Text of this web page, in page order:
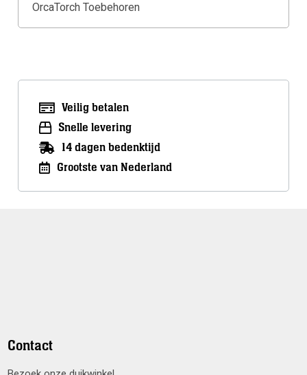
OrcaTorch Toebehoren
Veilig betalen
Snelle levering
14 dagen bedenktijd
Grootste van Nederland
Contact